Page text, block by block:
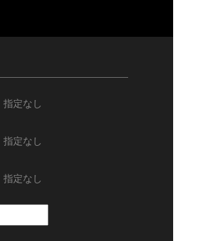
指定なし
指定なし
指定なし